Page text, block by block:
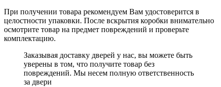
При получении товара рекомендуем Вам удостоверится в
целостности упаковки. После вскрытия коробки внимательно
осмотрите товар на предмет повреждений и проверьте
комплектацию.
Заказывая доставку дверей у нас, вы можете быть
уверены в том, что получите товар без
повреждений. Мы несем полную ответственность
за двери